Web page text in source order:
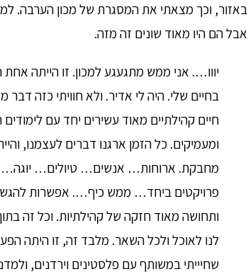
באזור, וכך מצאתי את המסגרת של מכון הערבה.
אבל הם היו מאוד שונים זה מזה.
יווו…. אני ממש מתגעגע למכון. זו הייתה
בחיים שלי. היה לי אדיר. ולא חוויתי כזה דבר
חיים קהילתיים מאוד עשירים יחד עם לימודים
ומעמיקים. כל הזמן ארגנו דברים לעצמנו,
מחבקת. ארוחות… אנשים… טיולים…
פרויקטים ביחד… ממש כיף…. אפשרות
ותחושה מאוד חזקה של קהילתיות. וכל זה
לנו לאוכל ולכל השאר. מלבד זה, זו היתה
שחיייתי במשותף עם פלסטינים וירדנים,